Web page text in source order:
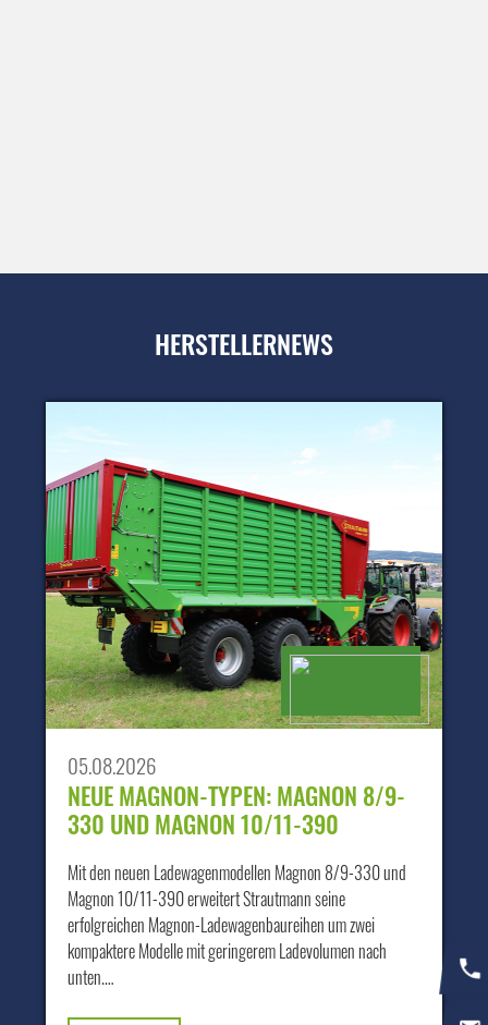
HERSTELLERNEWS
05.08.2026
NEUE MAGNON-TYPEN: MAGNON 8/9-
330 UND MAGNON 10/11-390
Mit den neuen Ladewagenmodellen Magnon 8/9-330 und
Magnon 10/11-390 erweitert Strautmann seine
erfolgreichen Magnon-Ladewagenbaureihen um zwei
kompaktere Modelle mit geringerem Ladevolumen nach
unten.…